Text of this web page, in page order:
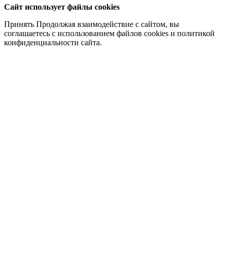
Сайт использует файлы cookies
Принять Продолжая взаимодействие с сайтом, вы
соглашаетесь с использованием файлов cookies и политикой
конфиденциальности сайта.